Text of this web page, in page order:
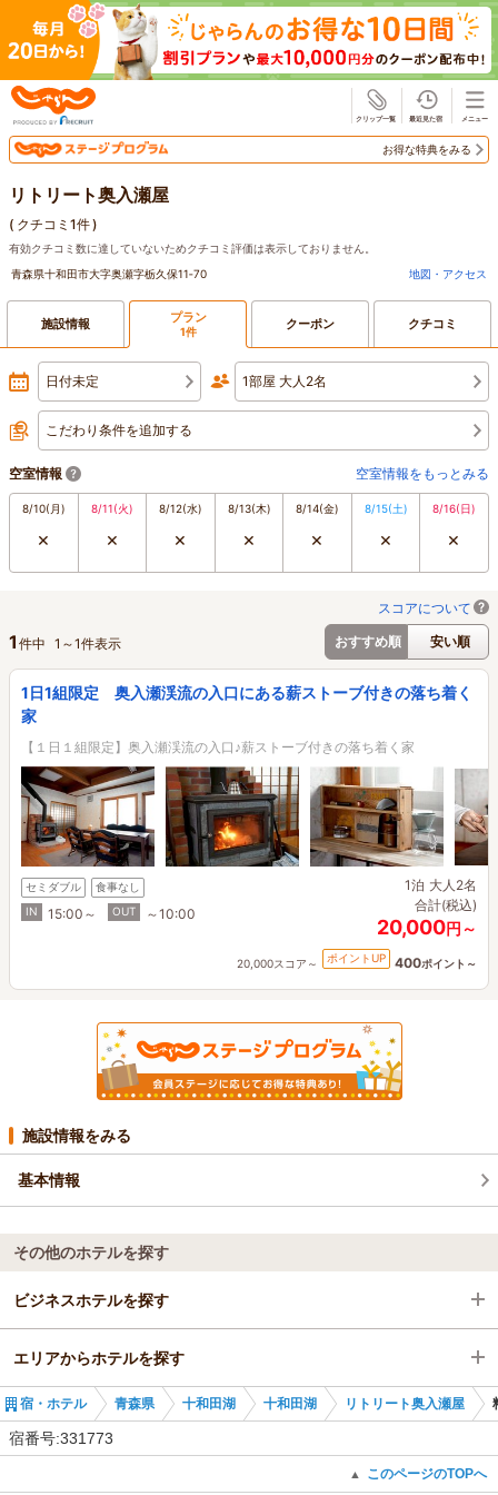
お得な特典をみる
リトリート奥入瀬屋
( クチコミ1件)
有効クチコミ数に達していないためクチコミ評価は表示しておりません。
青森県十和田市大字奥瀬字栃久保11‐70
地図・アクセス
施設情報 プラン
1件 クーポン クチコミ
日付未定 1部屋 大人2名
こだわり条件を追加する
空室情報 空室情報をもっとみる
8/10(月)
×
8/11(火)
×
8/12(水)
×
8/13(木)
×
8/14(金)
×
8/15(土)
×
8/16(日)
×
スコアについて
おすすめ順
安い順
1 件中 1 ～1件表示
1日1組限定 奥入瀬渓流の入口にある薪ストーブ付きの落ち着く
家
【１日１組限定】奥入瀬渓流の入口♪薪ストーブ付きの落ち着く家
セミダブル
食事なし
IN
15:00～ OUT ～10:00
1泊 大人2名
合計(税込)
20,000円～
20,000スコア～ ポイントUP 400ポイント～
施設情報をみる
基本情報
その他のホテルを探す
ビジネスホテルを探す
青森県
十和田湖
エリアからホテルを探す
青森県
宿・ホテル 青森県 十和田湖 十和田湖 リトリート奥入瀬屋
宿番号:331773
▲ このページのTOPへ